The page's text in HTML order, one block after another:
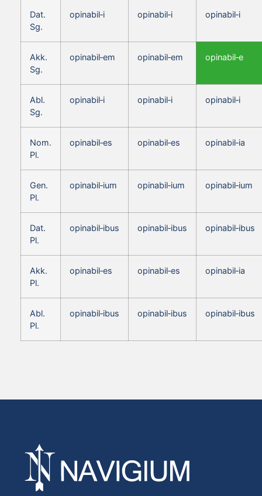
Dat.
Sg.
opinabil‑i opinabil‑i opinabil‑i
Akk.
Sg.
opinabil‑em opinabil‑em opinabil‑e
Abl.
Sg.
opinabil‑i opinabil‑i opinabil‑i
Nom.
Pl.
opinabil‑es opinabil‑es opinabil‑ia
Gen.
Pl.
opinabil‑ium opinabil‑ium opinabil‑ium
Dat.
Pl.
opinabil‑ibus opinabil‑ibus opinabil‑ibus
Akk.
Pl.
opinabil‑es opinabil‑es opinabil‑ia
Abl.
Pl.
opinabil‑ibus opinabil‑ibus opinabil‑ibus